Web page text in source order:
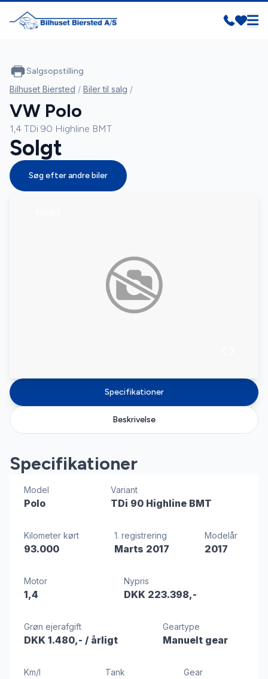
Specifikationer
Beskrivelse
Specifikationer
Model
Polo
Variant
TDi 90 Highline BMT
Kilometer kørt
93.000
1. registrering
Marts 2017
Modelår
2017
Motor
1,4
Nypris
DKK 223.398,-
Grøn ejerafgift
DKK 1.480,- / årligt
Geartype
Manuelt gear
Km/l Tank Gear
Salgsopstilling
Bilhuset Biersted / Biler til salg /
VW Polo
1,4 TDi 90 Highline BMT
Solgt
Søg efter andre biler